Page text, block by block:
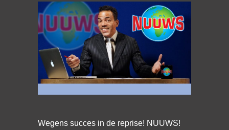
Wegens succes in de reprise! NUUWS!